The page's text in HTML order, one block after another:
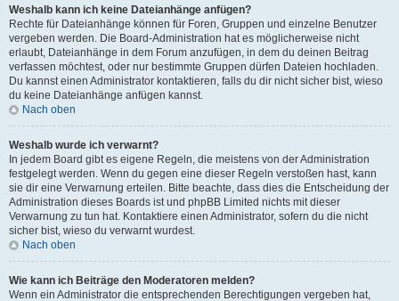
Weshalb kann ich keine Dateianhänge anfügen?
Rechte für Dateianhänge können für Foren, Gruppen und einzelne Benutzer
vergeben werden. Die Board-Administration hat es möglicherweise nicht
erlaubt, Dateianhänge in dem Forum anzufügen, in dem du deinen Beitrag
verfassen möchtest, oder nur bestimmte Gruppen dürfen Dateien hochladen.
Du kannst einen Administrator kontaktieren, falls du dir nicht sicher bist, wieso
du keine Dateianhänge anfügen kannst.
Nach oben
Weshalb wurde ich verwarnt?
In jedem Board gibt es eigene Regeln, die meistens von der Administration
festgelegt werden. Wenn du gegen eine dieser Regeln verstoßen hast, kann
sie dir eine Verwarnung erteilen. Bitte beachte, dass dies die Entscheidung der
Administration dieses Boards ist und phpBB Limited nichts mit dieser
Verwarnung zu tun hat. Kontaktiere einen Administrator, sofern du die nicht
sicher bist, wieso du verwarnt wurdest.
Nach oben
Wie kann ich Beiträge den Moderatoren melden?
Wenn ein Administrator die entsprechenden Berechtigungen vergeben hat,